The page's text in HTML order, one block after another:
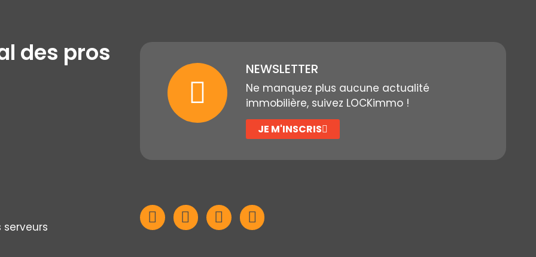
des pros
NEWSLETTER
Ne manquez plus aucune actualité
immobilière, suivez LOCKimmo !
JE M'INSCRIS